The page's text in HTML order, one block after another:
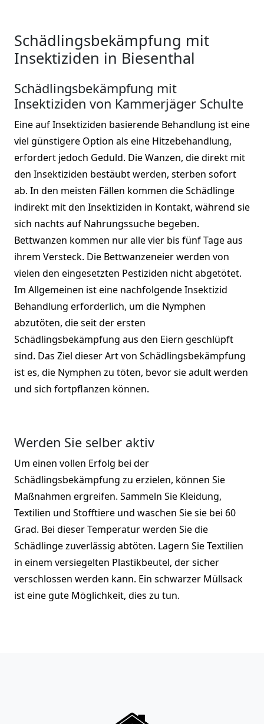
Schädlingsbekämpfung mit
Insektiziden in Biesenthal
Schädlingsbekämpfung mit
Insektiziden von Kammerjäger Schulte
Eine auf Insektiziden basierende Behandlung ist eine
viel günstigere Option als eine Hitzebehandlung,
erfordert jedoch Geduld. Die Wanzen, die direkt mit
den Insektiziden bestäubt werden, sterben sofort
ab. In den meisten Fällen kommen die Schädlinge
indirekt mit den Insektiziden in Kontakt, während sie
sich nachts auf Nahrungssuche begeben.
Bettwanzen kommen nur alle vier bis fünf Tage aus
ihrem Versteck. Die Bettwanzeneier werden von
vielen den eingesetzten Pestiziden nicht abgetötet.
Im Allgemeinen ist eine nachfolgende Insektizid
Behandlung erforderlich, um die Nymphen
abzutöten, die seit der ersten
Schädlingsbekämpfung aus den Eiern geschlüpft
sind. Das Ziel dieser Art von Schädlingsbekämpfung
ist es, die Nymphen zu töten, bevor sie adult werden
und sich fortpflanzen können.
Werden Sie selber aktiv
Um einen vollen Erfolg bei der
Schädlingsbekämpfung zu erzielen, können Sie
Maßnahmen ergreifen. Sammeln Sie Kleidung,
Textilien und Stofftiere und waschen Sie sie bei 60
Grad. Bei dieser Temperatur werden Sie die
Schädlinge zuverlässig abtöten. Lagern Sie Textilien
in einem versiegelten Plastikbeutel, der sicher
verschlossen werden kann. Ein schwarzer Müllsack
ist eine gute Möglichkeit, dies zu tun.